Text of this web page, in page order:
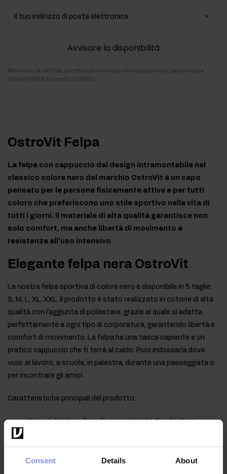
Consent Details About
Il tuo indirizzo di posta elettronica
Avvisare la disponibilità
Attivando la notifica, accetti solo di inviare informazioni una tantum sulla
ridisponibilità di questo prodotto.
OstroVit Felpa
La felpa con cappuccio dal design intramontabile nel
classico colore nero del marchio OstroVit è un capo
pensato per le persone fisicamente attive e per tutti
coloro che preferiscono uno stile sportivo nella vita di
tutti i giorni. Il materiale di alta qualità garantisce non
solo comfort, ma anche libertà di movimento e
resistenza all'uso intensivo.
Elegante felpa nera OstroVit
La nostra felpa sportiva di colore nero è disponibile in 5 taglie:
S, M, L, XL, XXL. Il prodotto è stato realizzato in cotone di alta
qualità con l'aggiunta di poliestere, grazie al quale si adatta
perfettamente a ogni tipo di corporatura, garantendo libertà e
comfort di movimento. La felpa ha una tasca capiente e un
pratico cappuccio che ti terrà al caldo. Puoi indossarla dove
vuoi: al lavoro, a scuola, in palestra, durante una passeggiata o
per incontrare gli amici.
Caratteristiche principali del prodotto:
cotone delicato sulla pelle con aggiunta di poliestere,
taglio comodo che si adatta alla silhouette,
cappuccio che protegge dal vento,